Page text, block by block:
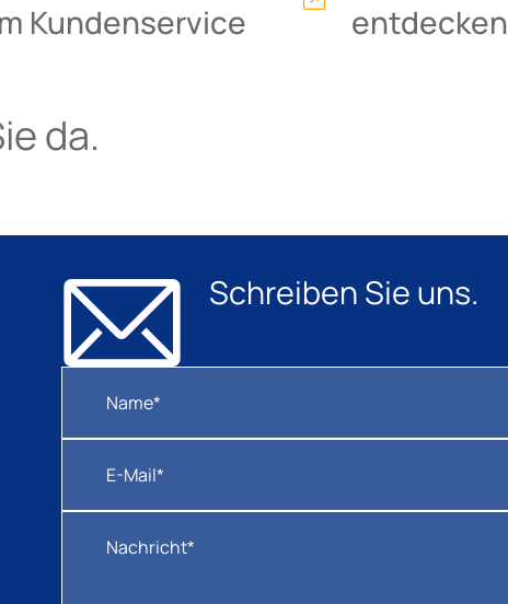
Kundenservice
entdecken
da.
Schreiben Sie uns.